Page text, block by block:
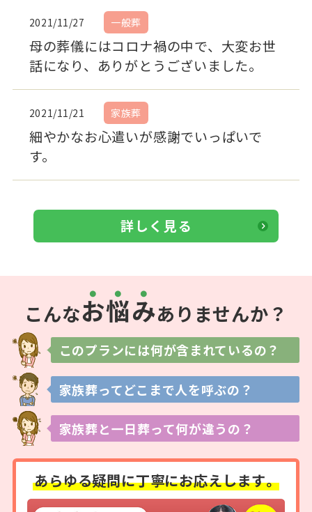
2021/11/27 一般葬
母の葬儀にはコロナ禍の中で、大変お世
話になり、ありがとうございました。
2021/11/21 家族葬
細やかなお心遣いが感謝でいっぱいで
す。
詳しく見る
こんなお悩みありませんか？
このプランには何が含まれているの？
家族葬ってどこまで人を呼ぶの？
家族葬と一日葬って何が違うの？
あらゆる疑問に丁寧にお応えします。